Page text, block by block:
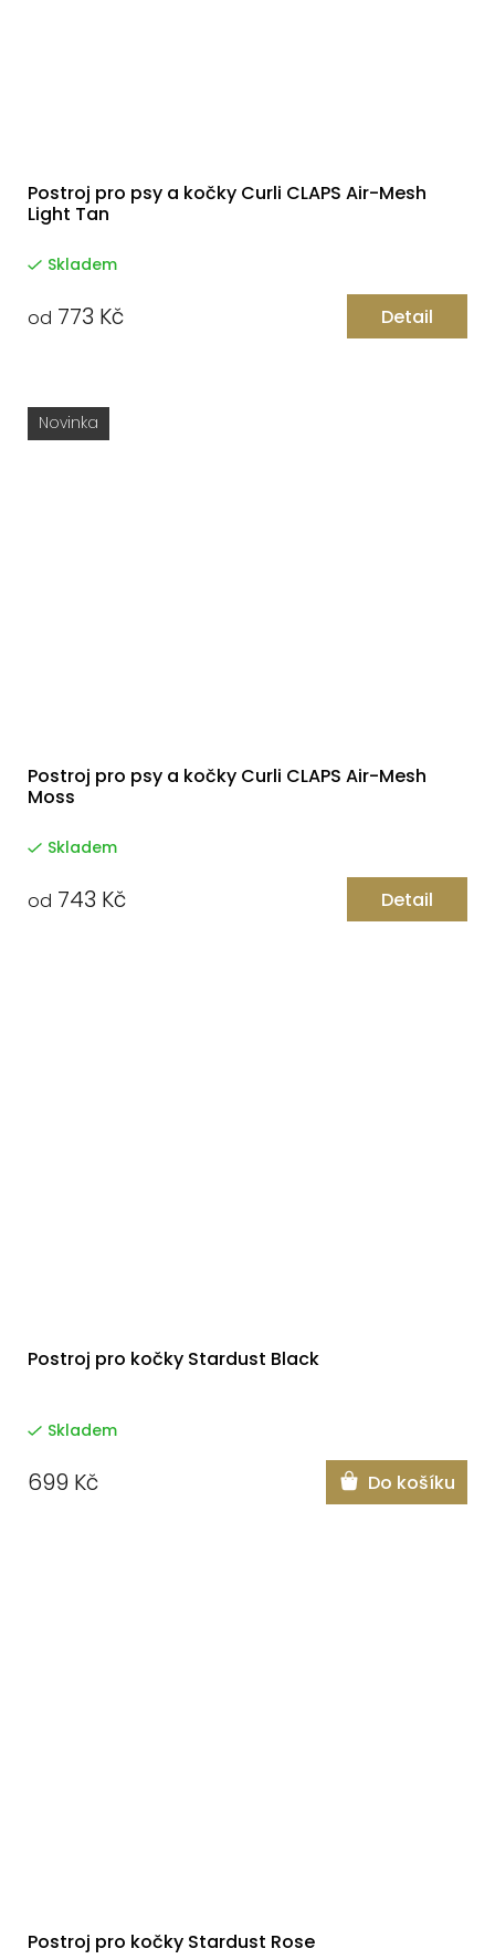
Postroj pro psy a kočky Curli CLAPS Air-Mesh
Light Tan
Skladem
od 773 Kč Detail
Novinka
Postroj pro psy a kočky Curli CLAPS Air-Mesh
Moss
Skladem
od 743 Kč Detail
Postroj pro kočky Stardust Black
Skladem
699 Kč Do košíku
Postroj pro kočky Stardust Rose